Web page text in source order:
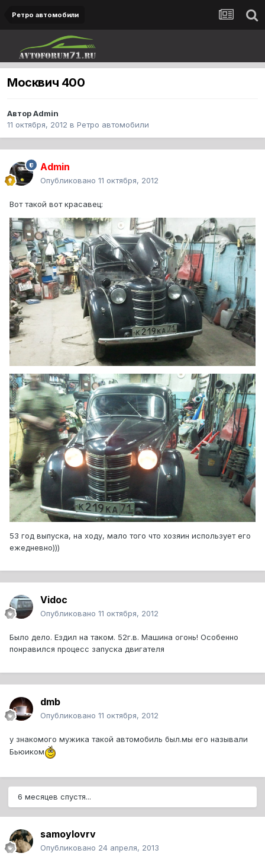
Ретро автомобили
Москвич 400
АвторAdmin
11 октября, 2012 в Ретро автомобили
Admin
Опубликовано 11 октября, 2012
Вот такой вот красавец:
53 год выпуска, на ходу, мало того что хозяин использует его
ежедневно)))
Vidoc
Опубликовано 11 октября, 2012
Было дело. Ездил на таком. 52г.в. Машина огонь! Особенно
понравился процесс запуска двигателя
dmb
Опубликовано 11 октября, 2012
у знакомого мужика такой автомобиль был.мы его называли
Бьюиком
6 месяцев спустя...
samoylovrv
Опубликовано 24 апреля, 2013